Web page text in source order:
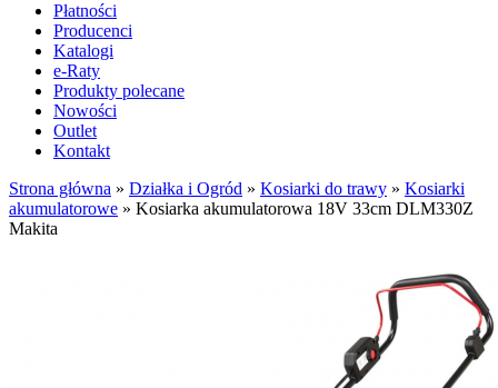
Płatności
Producenci
Katalogi
e-Raty
Produkty polecane
Nowości
Outlet
Kontakt
Strona główna » Działka i Ogród » Kosiarki do trawy » Kosiarki
akumulatorowe » Kosiarka akumulatorowa 18V 33cm DLM330Z
Makita